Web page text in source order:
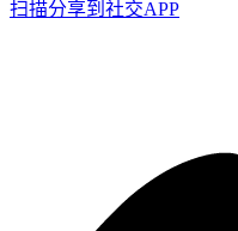
扫描分享到社交APP